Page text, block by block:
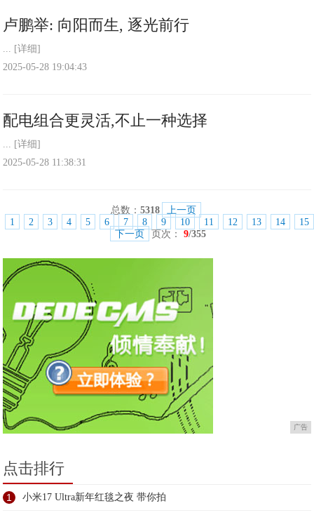
卢鹏举: 向阳而生, 逐光前行
... [详细]
2025-05-28 19:04:43
配电组合更灵活,不止一种选择
... [详细]
2025-05-28 11:38:31
总数： 5318
上一页
1
2 3 4 5 6 7 8 9 10 11 12 13 14
15
下一页
页次： 9/355
广告
点击排行
1 小米17 Ultra新年红毯之夜 带你拍